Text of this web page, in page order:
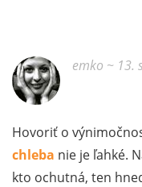
emko ~ 13.
Hovoriť o
chleba nie je ľahké.
kto ochutná, ten